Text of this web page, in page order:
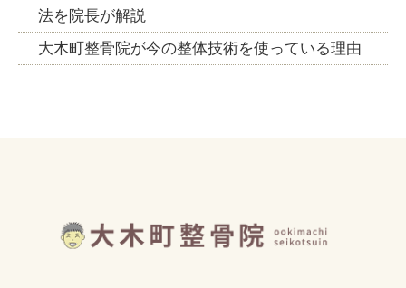
法を院長が解説
大木町整骨院が今の整体技術を使っている理由